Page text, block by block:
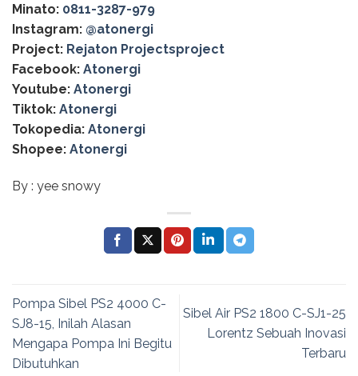
Minato: 0811-3287-979
Instagram: @‌atonergi
Project: Rejaton Projectsproject
Facebook: Atonergi
Youtube: Atonergi
Tiktok: Atonergi
Tokopedia: Atonergi
Shopee: Atonergi
By : yee snowy
Pompa Sibel PS2 4000 C-
SJ8-15, Inilah Alasan
Mengapa Pompa Ini Begitu
Dibutuhkan
Sibel Air PS2 1800 C-SJ1-25
Lorentz Sebuah Inovasi
Terbaru